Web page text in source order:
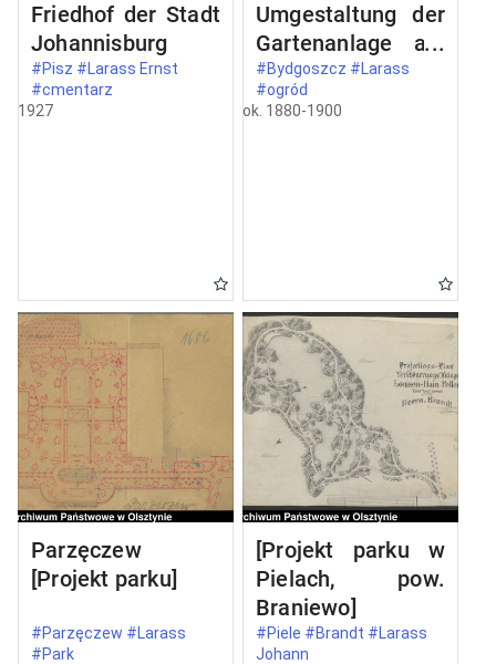
Friedhof der Stadt
Johannisburg
#Pisz #Larass Ernst
#cmentarz
1927
Umgestaltung der
Gartenanlage am
neuen
Monumental-
#Bydgoszcz #Larass
#ogród
ok. 1880-1900
Parzęczew
[Projekt parku]
#Parzęczew #Larass
#Park
[Projekt parku w
Pielach, pow.
Braniewo]
#Piele #Brandt #Larass
Johann